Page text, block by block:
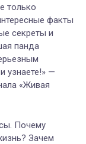
только
факты
секреты и
панда
узнаете!» —
«Живая
Почему
Зачем